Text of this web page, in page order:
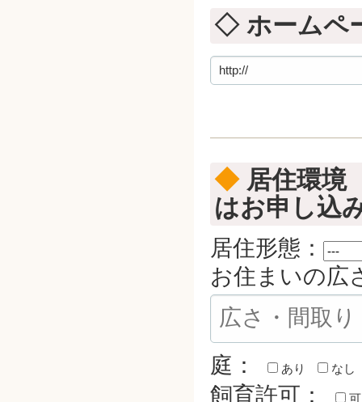
◇ ホームペ
◆居住環境
はお申し込
居住形態：
お住まいの広
庭： あり なし
飼育許可： 可